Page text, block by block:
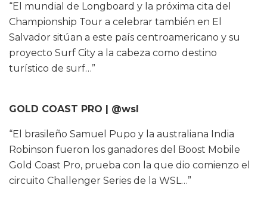
“El mundial de Longboard y la próxima cita del
Championship Tour a celebrar también en El
Salvador sitúan a este país centroamericano y su
proyecto Surf City a la cabeza como destino
turístico de surf…”
GOLD COAST PRO | @wsl
“El brasileño Samuel Pupo y la australiana India
Robinson fueron los ganadores del Boost Mobile
Gold Coast Pro, prueba con la que dio comienzo el
circuito Challenger Series de la WSL…”